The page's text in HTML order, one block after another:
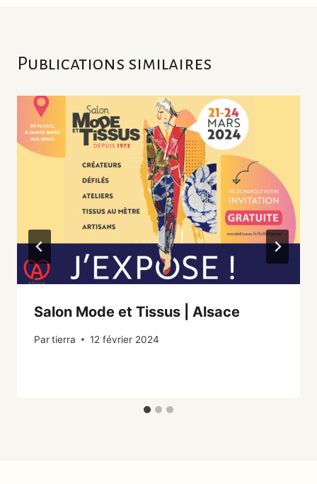
Publications similaires
Salon Mode et Tissus | Alsace
Partierra 12 février 2024